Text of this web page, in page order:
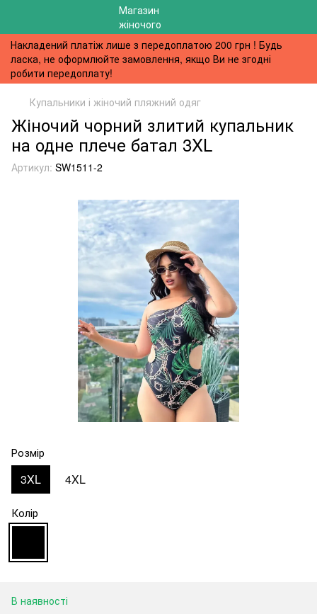
Накладений платіж лише з передоплатою 200 грн ! Будь
ласка, не оформлюйте замовлення, якщо Ви не згодні
робити передоплату!
Купальники і жіночий пляжний одяг
Жіночий чорний злитий купальник
на одне плече батал 3XL
Артикул: SW1511-2
Розмір
3XL 4XL
Колір
В наявності